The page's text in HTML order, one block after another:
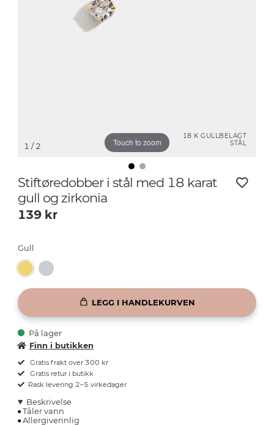
18 K GULLBELAGT
STÅL
Touch to zoom
1 / 2
Stiftøredobber i stål med 18 karat
gull og zirkonia
139 kr
Gull
LEGG I HANDLEKURVEN
På lager
Finn i butikken
Gratis frakt over 300 kr
Gratis retur i butikk
Rask levering 2–5 virkedager
Beskrivelse
Tåler vann
Allergivennlig